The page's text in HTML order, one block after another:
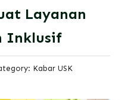
Layanan
Inklusif
Kabar USK